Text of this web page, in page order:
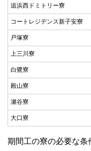
追浜西ドミトリー寮
コートレジデンス新子安寮
戸塚寮
上三川寮
白鷺寮
殿山寮
瀬谷寮
大口寮
期間工の寮の必要な